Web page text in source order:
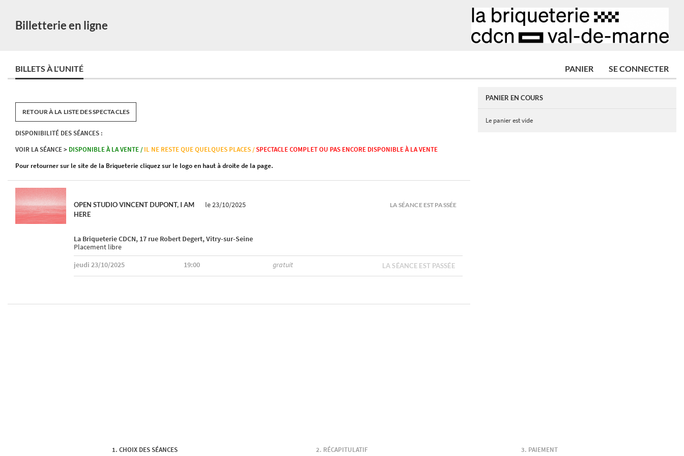
Billetterie en ligne
BILLETS À L'UNITÉ PANIER SE CONNECTER
RETOUR À LA LISTE DES SPECTACLES
DISPONIBILITÉ DES SÉANCES :
VOIR LA SÉANCE > DISPONIBLE À LA VENTE / IL NE RESTE QUE QUELQUES PLACES /SPECTACLE COMPLET OU PAS ENCORE DISPONIBLE À LA VENTE
Pour retourner sur le site de la Briqueterie cliquez sur le logo en haut à droite de la page.
OPEN STUDIO VINCENT DUPONT, I AM
HERE
le 23/10/2025 LA SÉANCE EST PASSÉE
La Briqueterie CDCN, 17 rue Robert Degert, Vitry-sur-Seine
Placement libre
jeudi 23/10/2025
19:00 gratuit LA SÉANCE EST PASSÉE
PANIER EN COURS
Le panier est vide
CHOIX DES SÉANCES RÉCAPITULATIF PAIEMENT